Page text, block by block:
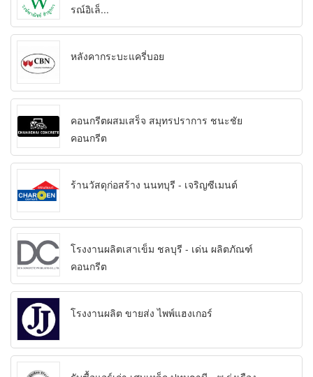
รณ์อิเล็...
หลังคากระบะแครี่บอย
คอนกรีตผสมเสร็จ สมุทรปราการ ชนะชัย
คอนกรีต
ร้านวัสดุก่อสร้าง นนทบุรี - เจริญซีเมนต์
โรงงานผลิตเสาเข็ม ชลบุรี - เด่น ผลิตภัณฑ์
คอนกรีต
โรงงานผลิต ขายส่ง ไพพ์แฮงเกอร์